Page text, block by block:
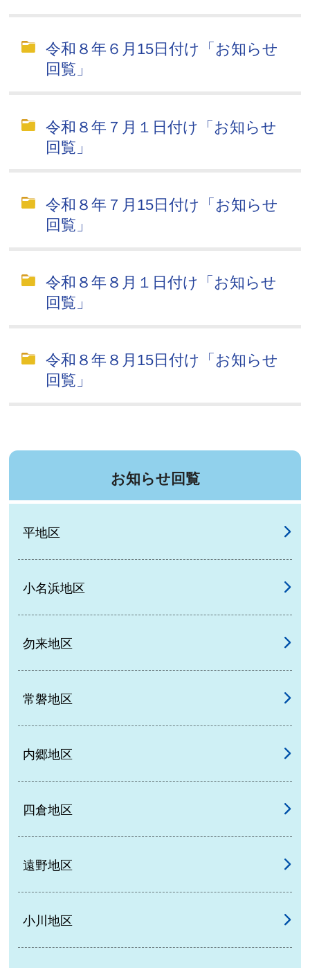
令和８年６月15日付け「お知らせ
回覧」
令和８年７月１日付け「お知らせ
回覧」
令和８年７月15日付け「お知らせ
回覧」
令和８年８月１日付け「お知らせ
回覧」
令和８年８月15日付け「お知らせ
回覧」
お知らせ回覧
平地区
小名浜地区
勿来地区
常磐地区
内郷地区
四倉地区
遠野地区
小川地区